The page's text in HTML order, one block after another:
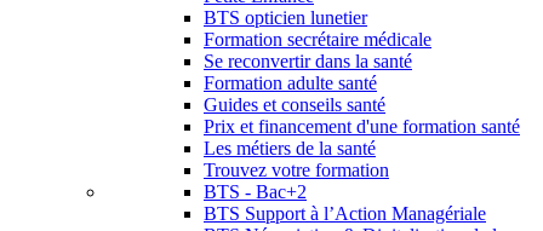
BTS opticien lunetier
Formation secrétaire médicale
Se reconvertir dans la santé
Formation adulte santé
Guides et conseils santé
Prix et financement d'une formation santé
Les métiers de la santé
Trouvez votre formation
BTS - Bac+2
BTS Support à l’Action Managériale